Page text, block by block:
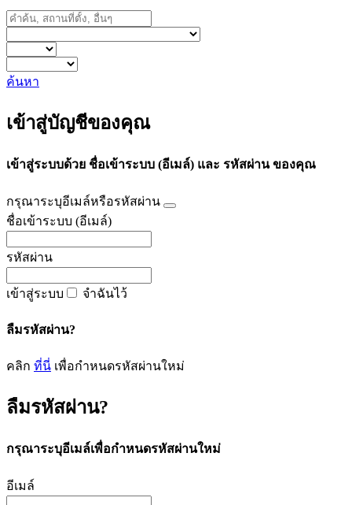
ค้นหา
เข้าสู่บัญชีของคุณ
เข้าสู่ระบบด้วย ชื่อเข้าระบบ (อีเมล์) และ รหัสผ่าน ของคุณ
กรุณาระบุอีเมล์หรือรหัสผ่าน
ชื่อเข้าระบบ (อีเมล์)
รหัสผ่าน
เข้าสู่ระบบ จำฉันไว้
ลืมรหัสผ่าน?
คลิก ที่นี่ เพื่อกำหนดรหัสผ่านใหม่
ลืมรหัสผ่าน?
กรุณาระบุอีเมล์เพื่อกำหนดรหัสผ่านใหม่
อีเมล์